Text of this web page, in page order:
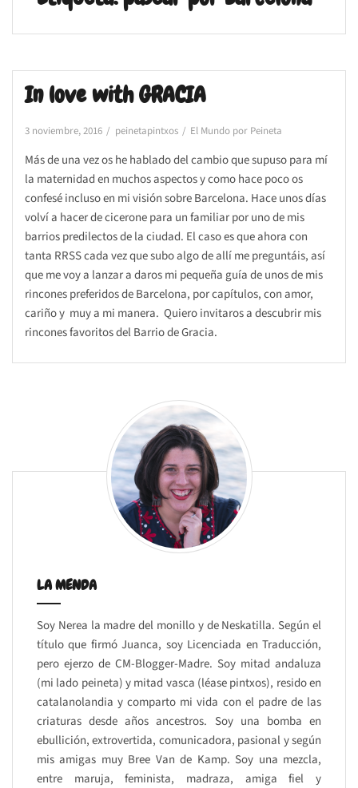
In love with GRACIA
3 noviembre, 2016 peinetapintxos El Mundo por Peineta
Más de una vez os he hablado del cambio que supuso para mí
la maternidad en muchos aspectos y como hace poco os
confesé incluso en mi visión sobre Barcelona. Hace unos días
volví a hacer de cicerone para un familiar por uno de mis
barrios predilectos de la ciudad. El caso es que ahora con
tanta RRSS cada vez que subo algo de allí me preguntáis, así
que me voy a lanzar a daros mi pequeña guía de unos de mis
rincones preferidos de Barcelona, por capítulos, con amor,
cariño y muy a mi manera. Quiero invitaros a descubrir mis
rincones favoritos del Barrio de Gracia.
LA MENDA
Soy Nerea la madre del monillo y de Neskatilla. Según el
título que firmó Juanca, soy Licenciada en Traducción,
pero ejerzo de CM-Blogger-Madre. Soy mitad andaluza
(mi lado peineta) y mitad vasca (léase pintxos), resido en
catalanolandia y comparto mi vida con el padre de las
criaturas desde años ancestros. Soy una bomba en
ebullición, extrovertida, comunicadora, pasional y según
mis amigas muy Bree Van de Kamp. Soy una mezcla,
entre maruja, feminista, madraza, amiga fiel y